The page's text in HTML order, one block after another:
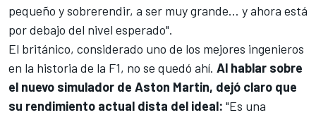
pequeño y sobrerendir, a ser muy grande… y ahora está
por debajo del nivel esperado".
El británico, considerado uno de los mejores ingenieros
en la historia de la F1, no se quedó ahí. Al hablar sobre
el nuevo simulador de Aston Martin, dejó claro que
su rendimiento actual dista del ideal: "Es una